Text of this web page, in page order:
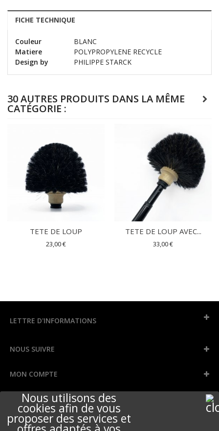
Nous utilisons des
cookies afin de vous
proposer des services et
FICHE TECHNIQUE
Couleur
BLANC
Matiere
POLYPROPYLENE RECYCLE
Design by
PHILIPPE STARCK
30 AUTRES PRODUITS DANS LA MÊME
CATÉGORIE :
TETE DE LOUP
23,00 €
TETE DE LOUP AVEC...
33,00 €
LETTRE D'INFORMATIONS
NOUS SUIVRE
MON COMPTE
INFORMATIONS